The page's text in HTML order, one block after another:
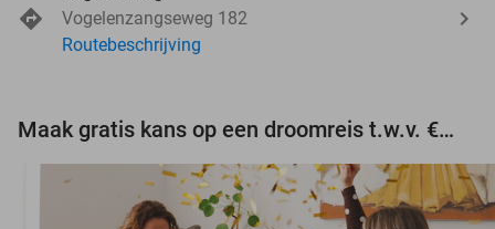
Vogelenzangseweg 182
Routebeschrijving
Maak gratis kans op een droomreis t.w.v. €3.000!